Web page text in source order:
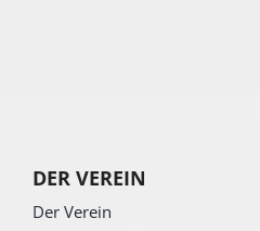
DER VEREIN
Der Verein